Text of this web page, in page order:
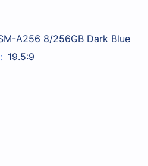
A256 8/256GB Dark Blue
19.5:9